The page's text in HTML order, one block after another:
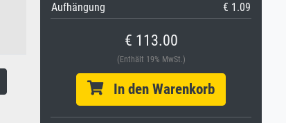
Aufhängung
€ 1.09
€ 113.00
(Enthält 19% MwSt.)
In den Warenkorb